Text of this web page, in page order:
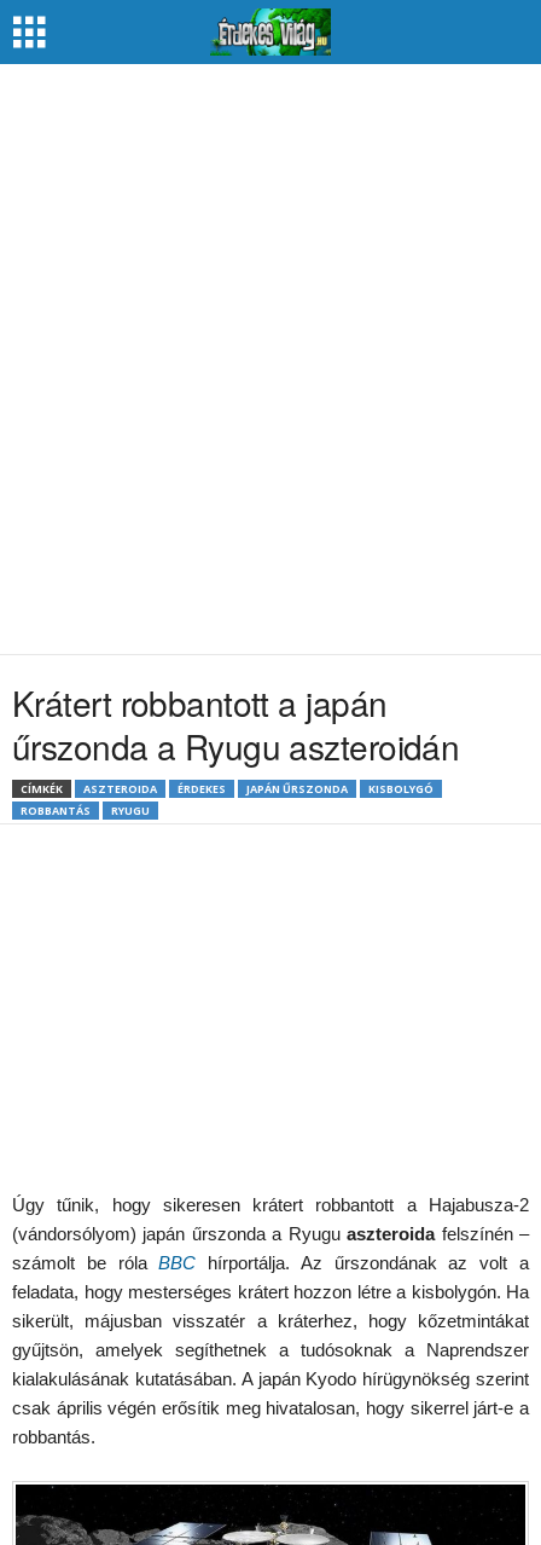
Krátert robbantott a japán
űrszonda a Ryugu aszteroidán
CÍMKÉK ASZTEROIDA ÉRDEKES JAPÁN ŰRSZONDA
KISBOLYGÓ
ROBBANTÁS
RYUGU
Úgy tűnik, hogy sikeresen krátert robbantott a Hajabusza-2
(vándorsólyom) japán űrszonda a Ryuguaszteroidafelszínén –
számolt be rólaBBC hírportálja. Az űrszondának az volt a
feladata, hogy mesterséges krátert hozzon létre a kisbolygón. Ha
sikerült, májusban visszatér a kráterhez, hogy kőzetmintákat
gyűjtsön, amelyek segíthetnek a tudósoknak a Naprendszer
kialakulásának kutatásában. A japán Kyodo hírügynökség szerint
csak április végén erősítik meg hivatalosan, hogy sikerrel járt-e a
robbantás.